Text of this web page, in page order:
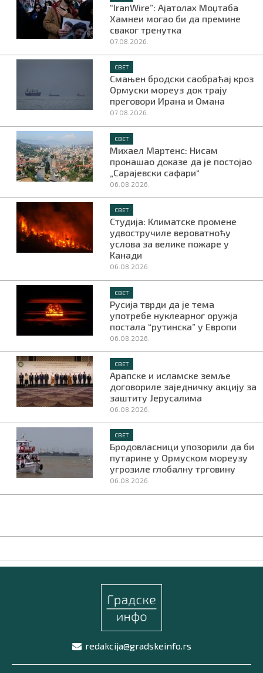
“IranWire”: Ајатолах Моџтаба
Хамнеи могао би да премине
сваког тренутка
07.08.2026.
СВЕТ
Смањен бродски саобраћај кроз
Ормуски мореуз док трају
преговори Ирана и Омана
07.08.2026.
СВЕТ
Михаел Мартенс: Нисам
пронашао доказе да је постојао
„Сарајевски сафари“
06.08.2026.
СВЕТ
Студија: Климатске промене
удвостручиле вероватноћу
услова за велике пожаре у
Канади
06.08.2026.
СВЕТ
Русија тврди да је тема
употребе нуклеарног оружја
постала “рутинска” у Европи
06.08.2026.
СВЕТ
Арапске и исламске земље
договориле заједничку акцију за
заштиту Јерусалима
06.08.2026.
СВЕТ
Бродовласници упозорили да би
путарине у Ормуском мореузу
угрозиле глобалну трговину
06.08.2026.
redakcija@gradskeinfo.rs